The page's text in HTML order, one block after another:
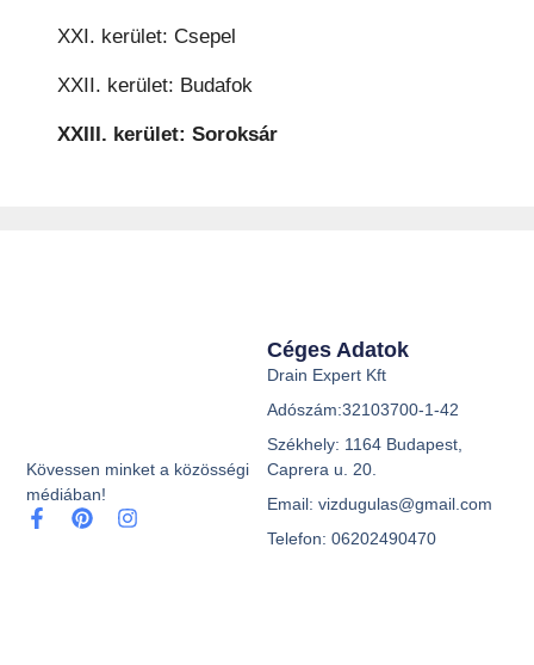
XXI. kerület: Csepel
XXII. kerület: Budafok
XXIII. kerület: Soroksár
Kövessen minket a közösségi
médiában!
Céges Adatok
Drain Expert Kft
Adószám:32103700-1-42
Székhely: 1164 Budapest,
Caprera u. 20.
Email: vizdugulas@gmail.com
Telefon: 06202490470